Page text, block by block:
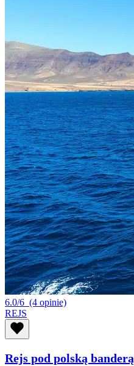
6.0/6 (4 opinie)
REJS
Rejs pod polską banderą